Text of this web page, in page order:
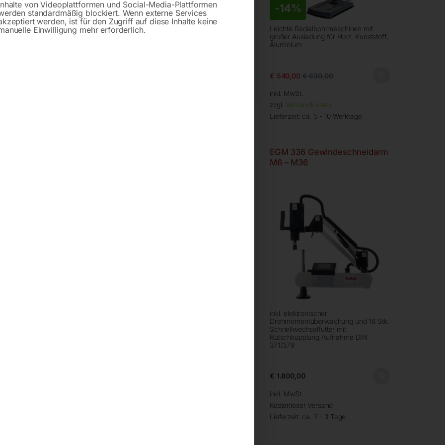
zum
präzisen Schneiden
Für Lochsägen mit
-14%
Leichte Radialbohrmaschinen mit
großer Ausladung für Holz, Kunststoff,
Aluminium
€ 540,00 €630,00
inkl. MwSt.
zzgl. Versandkosten
Lieferzeit: ca. 5 - 10 Werktage
EGM 336 Gewindeschneidarm
M6 – M36
inkl. elektronischer
Drehmomentüberwachung und 16 Stk.
Schnellwechselfutter mit
Rutschkupplung Aufnahme DIN
371/379
€ 1.800,00
inkl. MwSt.
Kostenloser Versand
Lieferzeit: ca. 2 - 3 Tage
von Videoplattformen und Social-Media-Plattformen
standardmäßig blockiert. Wenn externe Services
werden, ist für den Zugriff auf diese Inhalte keine
Einwilligung mehr erforderlich.